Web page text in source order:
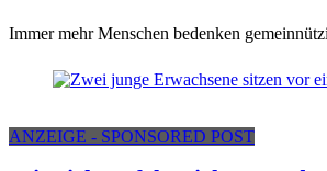
Immer mehr Menschen bedenken
ANZEIGE - SPONSORED POST